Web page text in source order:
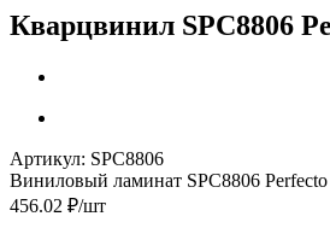
Кварцвинил SPC8806
Артикул: SPC8806
Виниловый ламинат SPC8806
456.02 ₽/шт